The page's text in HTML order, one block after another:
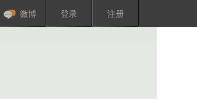
微博 登录 注册